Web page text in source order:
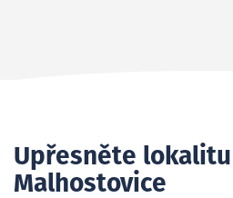
Upřesněte
Malhostovice